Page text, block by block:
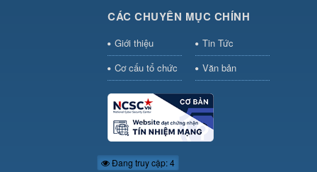
CÁC CHUYÊN MỤC CHÍNH
Giới thiệu
Tin Tức
Cơ cấu tổ chức
Văn bản
Đang truy cập: 4